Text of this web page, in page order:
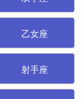
乙女座
射手座